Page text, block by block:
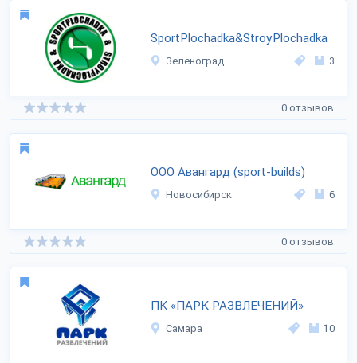
SportPlochadka&StroyPlochadka
Зеленоград 3
0 отзывов
ООО Авангард (sport-builds)
Новосибирск 6
0 отзывов
ПК «ПАРК РАЗВЛЕЧЕНИЙ»
Самара 10